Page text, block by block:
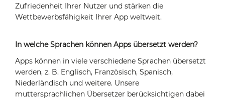
Zufriedenheit Ihrer Nutzer und stärken die
Wettbewerbsfähigkeit Ihrer App weltweit.
In welche Sprachen können Apps übersetzt werden?
Apps können in viele verschiedene Sprachen übersetzt
werden, z. B. Englisch, Französisch, Spanisch,
Niederländisch und weitere. Unsere
muttersprachlichen Übersetzer berücksichtigen dabei